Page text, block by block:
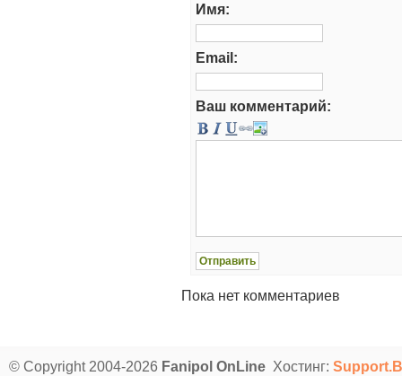
Имя:
Email:
Ваш комментарий:
Пока нет комментариев
© Copyright 2004-2026 Fanipol OnLine Хостинг: